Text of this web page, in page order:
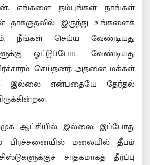
எங்களை நம்புங்கள் நாங்கள்
தாக்குதலில் இருந்து உங்களைக்
நீங்கள் செய்ய வேண்டியது
ஓட்டுப்போட வேண்டியது
செய்தனர். அதனை மக்கள்
இல்லை என்பதையே தேர்தல்
ஆட்சியில் இல்லை. இப்போது
பிரச்சனையில் மலையில் தீபம்
சாதகமாகத் தீர்ப்பு